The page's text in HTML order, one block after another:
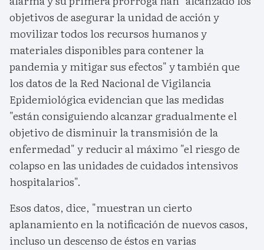
objetivos de asegurar la unidad de acción y
movilizar todos los recursos humanos y
materiales disponibles para contener la
pandemia y mitigar sus efectos" y también que
los datos de la Red Nacional de Vigilancia
Epidemiológica evidencian que las medidas
"están consiguiendo alcanzar gradualmente el
objetivo de disminuir la transmisión de la
enfermedad" y reducir al máximo "el riesgo de
colapso en las unidades de cuidados intensivos
hospitalarios".
Esos datos, dice, "muestran un cierto
aplanamiento en la notificación de nuevos casos,
incluso un descenso de éstos en varias